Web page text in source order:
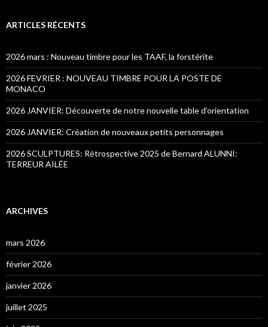
ARTICLES RÉCENTS
2026 mars : Nouveau timbre pour les TAAF, la forstérite
2026 FEVRIER : NOUVEAU TIMBRE POUR LA POSTE DE
MONACO
2026 JANVIER: Découverte de notre nouvelle table d’orientation
2026 JANVIER: Création de nouveaux petits personnages
2026 SCULPTURES: Rétrospective 2025 de Bernard ALUNNI:
TERREUR AILÉE
ARCHIVES
mars 2026
février 2026
janvier 2026
juillet 2025